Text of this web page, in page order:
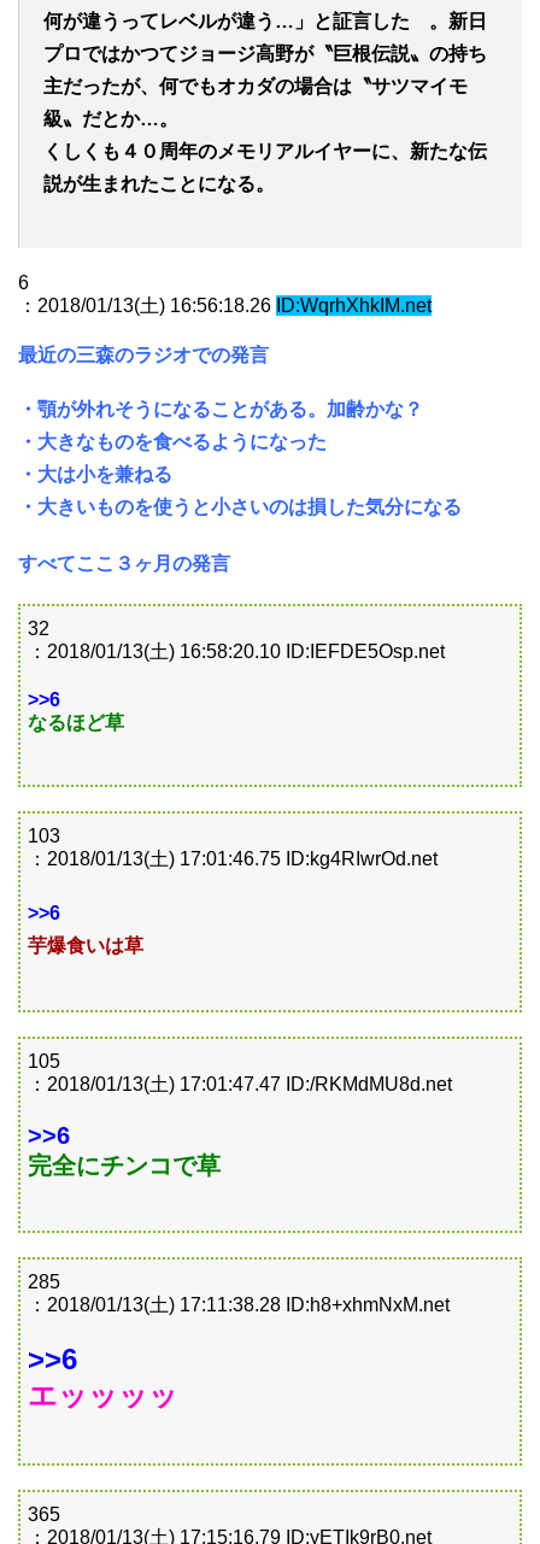
何が違うってレベルが違う…」と証言した 。新日
プロではかつてジョージ高野が〝巨根伝説〟の持ち
主だったが、何でもオカダの場合は〝サツマイモ
級〟だとか…。
くしくも４０周年のメモリアルイヤーに、新たな伝
説が生まれたことになる。
6
：2018/01/13(土) 16:56:18.26 ID:WqrhXhkIM.net
最近の三森のラジオでの発言
・顎が外れそうになることがある。加齢かな？
・大きなものを食べるようになった
・大は小を兼ねる
・大きいものを使うと小さいのは損した気分になる
すべてここ３ヶ月の発言
32
：2018/01/13(土) 16:58:20.10 ID:IEFDE5Osp.net
>>6
なるほど草
103
：2018/01/13(土) 17:01:46.75 ID:kg4RIwrOd.net
>>6
芋爆食いは草
105
：2018/01/13(土) 17:01:47.47 ID:/RKMdMU8d.net
>>6
完全にチンコで草
285
：2018/01/13(土) 17:11:38.28 ID:h8+xhmNxM.net
>>6
エッッッッ
365
：2018/01/13(土) 17:15:16.79 ID:yETIk9rB0.net